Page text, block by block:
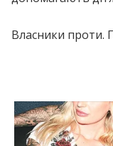
Власники проти.